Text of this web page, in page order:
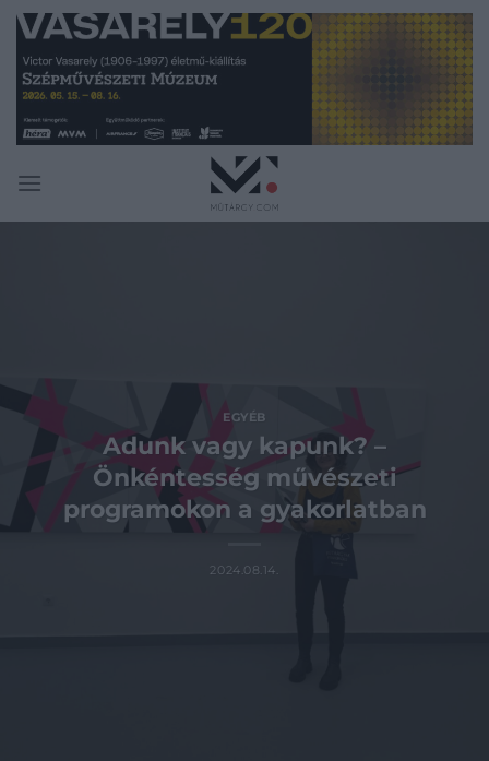
Skip
content
EGYÉB
Adunk vagy kapunk? –
Önkéntesség művészeti
programokon a gyakorlatban
2024.08.14.